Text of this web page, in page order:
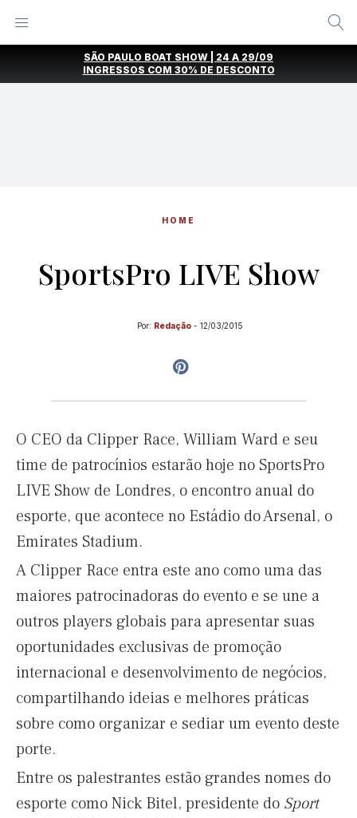
SÃO PAULO BOAT SHOW | 24 A 29/09
INGRESSOS COM 30% DE DESCONTO
HOME
SportsPro LIVE Show
Por: Redação - 12/03/2015
O CEO da Clipper Race, William Ward e seu
time de patrocínios estarão hoje no SportsPro
LIVE Show de Londres, o encontro anual do
esporte, que acontece no Estádio do Arsenal, o
Emirates Stadium.
A Clipper Race entra este ano como uma das
maiores patrocinadoras do evento e se une a
outros players globais para apresentar suas
oportunidades exclusivas de promoção
internacional e desenvolvimento de negócios,
compartilhando ideias e melhores práticas
sobre como organizar e sediar um evento deste
porte.
Entre os palestrantes estão grandes nomes do
esporte como Nick Bitel, presidente do Sport